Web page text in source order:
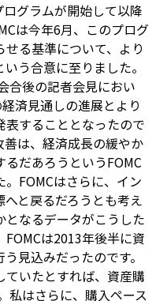
グラムが開始して以降
は今年6月、このプログ
る基準について、より
う合意に至りました。
合後の記者会見におい
済見通しの進展とより
することとなったので
は、経済成長の緩やか
だあろうというFOMC
FOMCはさらに、イン
と戻るだろうとも考え
なるデータがこうした
は2013年後半に資
見込みだったのです。
いたとすれば、資産購
私はさらに、購入ペース